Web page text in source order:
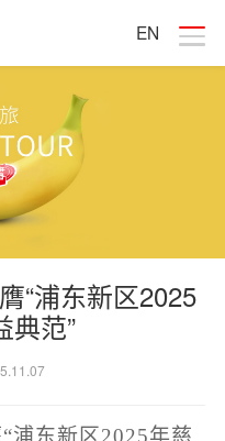
EN
“浦东新区2025
典范”
“浦东新区2025年慈